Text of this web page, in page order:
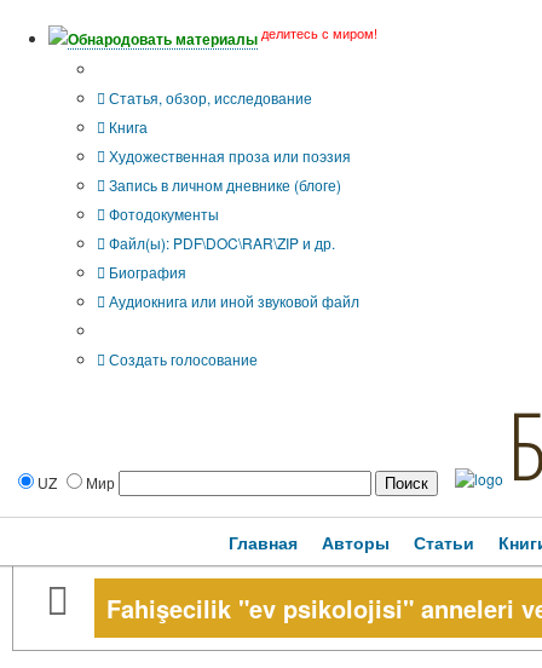
Обнародовать материалы делитесь с миром!
Статья, обзор, исследование
Книга
Художественная проза или поэзия
Запись в личном дневнике (блоге)
Фотодокументы
Файл(ы): PDF\DOC\RAR\ZIP и др.
Биография
Аудиокнига или иной звуковой файл
Создать голосование
UZ Мир
Главная Авторы Статьи
Fahişecilik "ev psikolojisi" anneleri